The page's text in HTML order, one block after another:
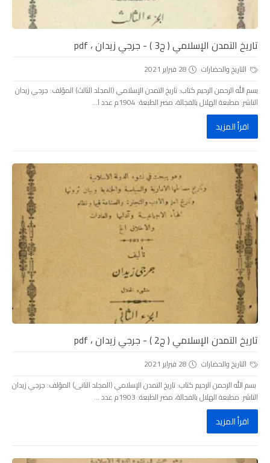
تاريخ التمدن الإسلامي ( ج3 ) - جرجي زيدان ، pdf
التاريخ والحضارات
28 فبراير 2021
بسم الله الرحمن الرحيم كتاب: تاريخ التمدن الإسلامي (المجلد الثالث) المؤلف: جرجي زيدان
الناشر: مطبعة الهلال بالفجالة، مصر الطبعة: 1904م عدد ا...
اقرأ المزيد
تاريخ التمدن الإسلامي ( ج2 ) - جرجي زيدان ، pdf
التاريخ والحضارات
28 فبراير 2021
بسم الله الرحمن الرحيم كتاب: تاريخ التمدن الإسلامي (المجلد الثانى) المؤلف: جرجي زيدان
الناشر: مطبعة الهلال بالفجالة، مصر الطبعة: 1903م عدد ...
اقرأ المزيد